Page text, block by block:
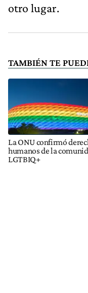
otro lugar.
TAMBIÉN TE
La ONU confirmó
humanos de la
LGTBIQ+